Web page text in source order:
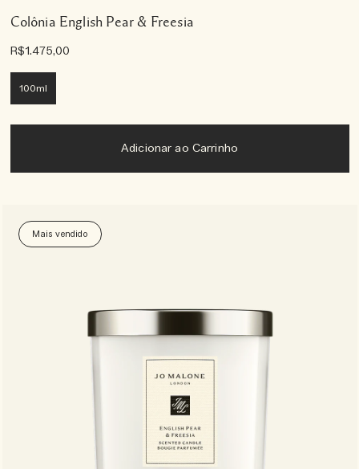
Colônia English Pear & Freesia
R$1.475,00
100ml
Adicionar ao Carrinho
Mais vendido